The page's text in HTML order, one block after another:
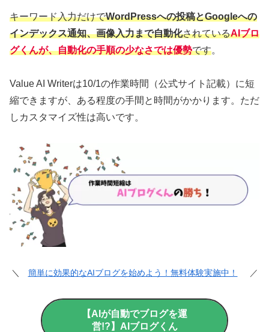
キーワード入力だけでWordPressへの投稿とGoogleへの
インデックス通知、画像入力まで自動化されているAIブロ
グくんが、自動化の手順の少なさでは優勢です。
Value AI Writerは10/1の作業時間（公式サイト記載）に短
縮できますが、ある程度の手間と時間がかかります。ただ
しカスタマイズ性は高いです。
＼ 簡単に効果的なAIブログを始めよう！無料体験実施中！ ／
【AIが自動でブログを運
営!?】AIブログくん